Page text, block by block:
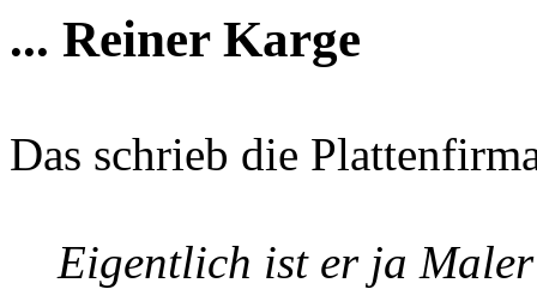
... Reiner Karge
Das schrieb die
Eigentlich ist er ja